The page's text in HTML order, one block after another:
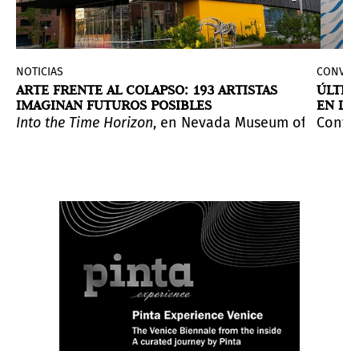
Luy, dos artistas que han entrelazado
de obras nacidas del encuentro con la
NOTICIAS
ARTE FRENTE AL COLAPSO: 193 ARTISTAS
IMAGINAN FUTUROS POSIBLES
Into the Time Horizon, en Nevada Museum of Art,
EN